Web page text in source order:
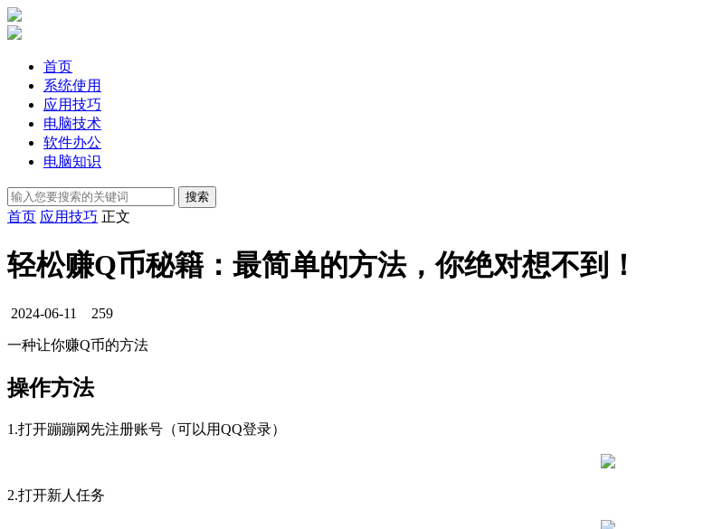
首页
系统使用
应用技巧
电脑技术
软件办公
电脑知识
首页 应用技巧 正文
轻松赚Q币秘籍：最简单的方法，你绝对想不到！
2024-06-11 259
一种让你赚Q币的方法
操作方法
1.打开蹦蹦网先注册账号（可以用QQ登录）
2.打开新人任务